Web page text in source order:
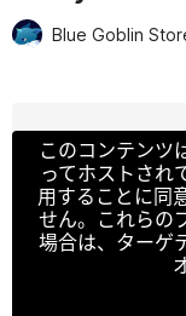
Blue Goblin
このコンテンツ
ってホストされ
用することに同
せん。これらの
場合は、ターゲ